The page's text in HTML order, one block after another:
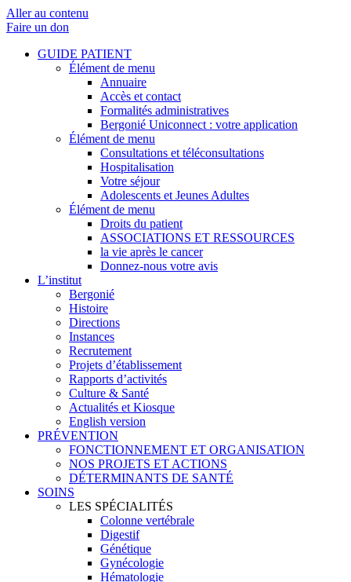
Aller au contenu
Faire un don
GUIDE PATIENT
Élément de menu
Annuaire
Accès et contact
Formalités administratives
Bergonié Uniconnect : votre application
Élément de menu
Consultations et téléconsultations
Hospitalisation
Votre séjour
Adolescents et Jeunes Adultes
Élément de menu
Droits du patient
ASSOCIATIONS ET RESSOURCES
la vie après le cancer
Donnez-nous votre avis
L’institut
Bergonié
Histoire
Directions
Instances
Recrutement
Projets d’établissement
Rapports d’activités
Culture & Santé
Actualités et Kiosque
English version
PRÉVENTION
FONCTIONNEMENT ET ORGANISATION
NOS PROJETS ET ACTIONS
DÉTERMINANTS DE SANTÉ
SOINS
LES SPÉCIALITÉS
Colonne vertébrale
Digestif
Génétique
Gynécologie
Hématologie